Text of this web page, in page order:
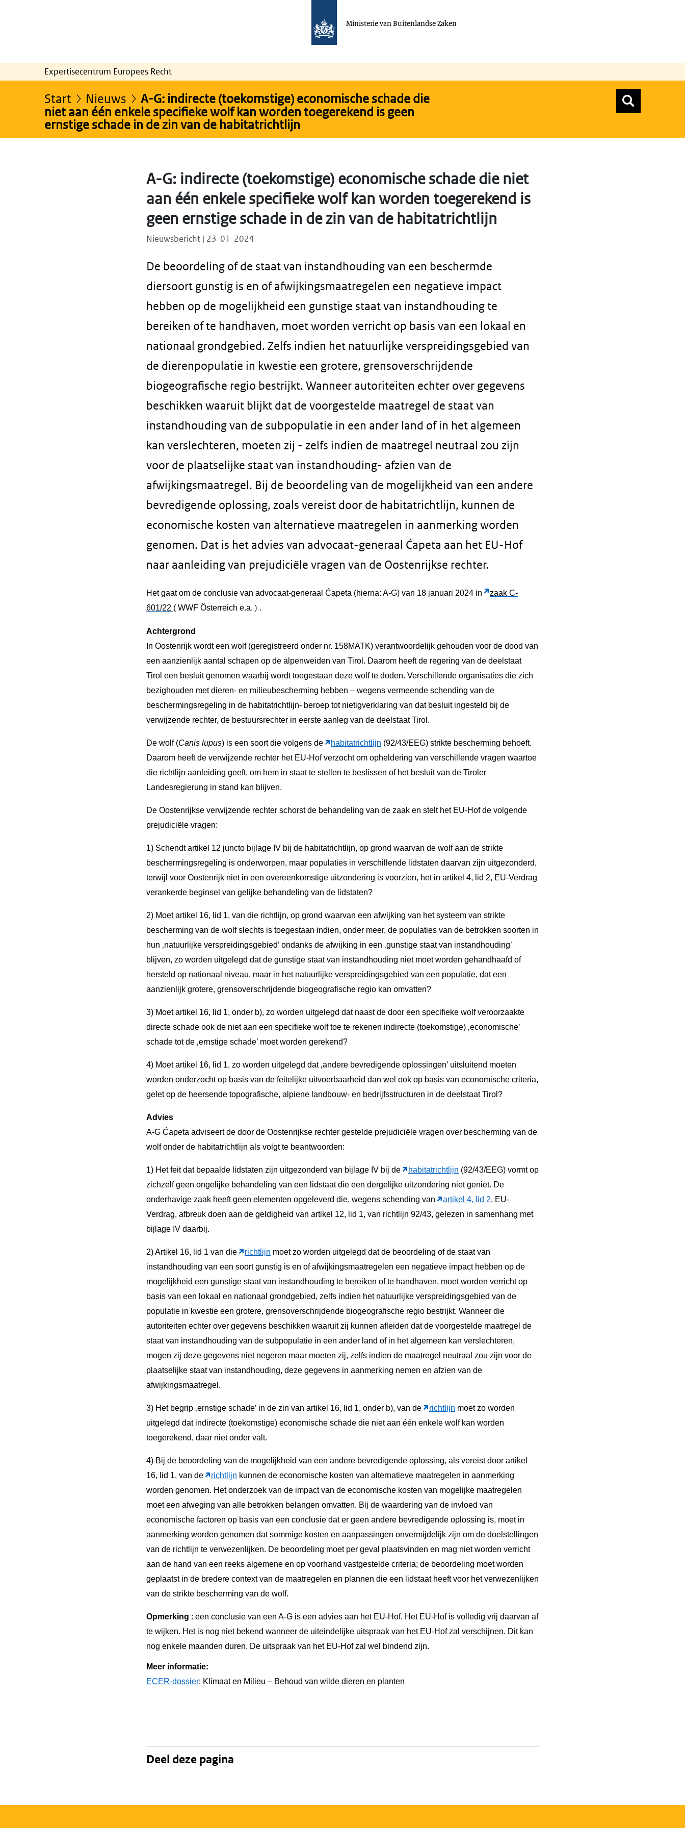
Ministerie van Buitenlandse Zaken
Expertisecentrum Europees Recht
Start Nieuws
A-G: indirecte (toekomstige) economische schade die
niet aan één enkele specifieke wolf kan worden toegerekend is geen
ernstige schade in de zin van de habitatrichtlijn
A-G: indirecte (toekomstige) economische schade die niet
aan één enkele specifieke wolf kan worden toegerekend is
geen ernstige schade in de zin van de habitatrichtlijn
Nieuwsbericht | 23-01-2024
De beoordeling of de staat van instandhouding van een beschermde
diersoort gunstig is en of afwijkingsmaatregelen een negatieve impact
hebben op de mogelijkheid een gunstige staat van instandhouding te
bereiken of te handhaven, moet worden verricht op basis van een lokaal en
nationaal grondgebied. Zelfs indien het natuurlijke verspreidingsgebied van
de dierenpopulatie in kwestie een grotere, grensoverschrijdende
biogeografische regio bestrijkt. Wanneer autoriteiten echter over gegevens
beschikken waaruit blijkt dat de voorgestelde maatregel de staat van
instandhouding van de subpopulatie in een ander land of in het algemeen
kan verslechteren, moeten zij - zelfs indien de maatregel neutraal zou zijn
voor de plaatselijke staat van instandhouding- afzien van de
afwijkingsmaatregel. Bij de beoordeling van de mogelijkheid van een andere
bevredigende oplossing, zoals vereist door de habitatrichtlijn, kunnen de
economische kosten van alternatieve maatregelen in aanmerking worden
genomen. Dat is het advies van advocaat-generaal Ćapeta aan het EU-Hof
naar aanleiding van prejudiciële vragen van de Oostenrijkse rechter.
Het gaat om de conclusie van advocaat-generaal Ćapeta (hierna: A-G) van 18 januari 2024 in
zaak C-
601/22 ( WWF Österreich e.a. ) .
Achtergrond
In Oostenrijk wordt een wolf (geregistreerd onder nr. 158MATK) verantwoordelijk gehouden voor de dood van
een aanzienlijk aantal schapen op de alpenweiden van Tirol. Daarom heeft de regering van de deelstaat
Tirol een besluit genomen waarbij wordt toegestaan deze wolf te doden. Verschillende organisaties die zich
bezighouden met dieren- en milieubescherming hebben – wegens vermeende schending van de
beschermingsregeling in de habitatrichtlijn- beroep tot nietigverklaring van dat besluit ingesteld bij de
verwijzende rechter, de bestuursrechter in eerste aanleg van de deelstaat Tirol.
De wolf (Canis lupus) is een soort die volgens de habitatrichtlijn (92/43/EEG) strikte bescherming behoeft.
Daarom heeft de verwijzende rechter het EU-Hof verzocht om opheldering van verschillende vragen waartoe
die richtlijn aanleiding geeft, om hem in staat te stellen te beslissen of het besluit van de Tiroler
Landesregierung in stand kan blijven.
De Oostenrijkse verwijzende rechter schorst de behandeling van de zaak en stelt het EU-Hof de volgende
prejudiciële vragen:
1) Schendt artikel 12 juncto bijlage IV bij de habitatrichtlijn, op grond waarvan de wolf aan de strikte
beschermingsregeling is onderworpen, maar populaties in verschillende lidstaten daarvan zijn uitgezonderd,
terwijl voor Oostenrijk niet in een overeenkomstige uitzondering is voorzien, het in artikel 4, lid 2, EU-Verdrag
verankerde beginsel van gelijke behandeling van de lidstaten?
2) Moet artikel 16, lid 1, van die richtlijn, op grond waarvan een afwijking van het systeem van strikte
bescherming van de wolf slechts is toegestaan indien, onder meer, de populaties van de betrokken soorten in
hun ‚natuurlijke verspreidingsgebied’ ondanks de afwijking in een ‚gunstige staat van instandhouding’
blijven, zo worden uitgelegd dat de gunstige staat van instandhouding niet moet worden gehandhaafd of
hersteld op nationaal niveau, maar in het natuurlijke verspreidingsgebied van een populatie, dat een
aanzienlijk grotere, grensoverschrijdende biogeografische regio kan omvatten?
3) Moet artikel 16, lid 1, onder b), zo worden uitgelegd dat naast de door een specifieke wolf veroorzaakte
directe schade ook de niet aan een specifieke wolf toe te rekenen indirecte (toekomstige) ‚economische’
schade tot de ‚ernstige schade’ moet worden gerekend?
4) Moet artikel 16, lid 1, zo worden uitgelegd dat ‚andere bevredigende oplossingen’ uitsluitend moeten
worden onderzocht op basis van de feitelijke uitvoerbaarheid dan wel ook op basis van economische criteria,
gelet op de heersende topografische, alpiene landbouw- en bedrijfsstructuren in de deelstaat Tirol?
Advies
A-G Ćapeta adviseert de door de Oostenrijkse rechter gestelde prejudiciële vragen over bescherming van de
wolf onder de habitatrichtlijn als volgt te beantwoorden:
1) Het feit dat bepaalde lidstaten zijn uitgezonderd van bijlage IV bij de habitatrichtlijn (92/43/EEG) vormt op
zichzelf geen ongelijke behandeling van een lidstaat die een dergelijke uitzondering niet geniet. De
onderhavige zaak heeft geen elementen opgeleverd die, wegens schending van
artikel 4, lid 2, EU-
Verdrag, afbreuk doen aan de geldigheid van artikel 12, lid 1, van richtlijn 92/43, gelezen in samenhang met
bijlage IV daarbij.
2) Artikel 16, lid 1 van die richtlijn moet zo worden uitgelegd dat de beoordeling of de staat van
instandhouding van een soort gunstig is en of afwijkingsmaatregelen een negatieve impact hebben op de
mogelijkheid een gunstige staat van instandhouding te bereiken of te handhaven, moet worden verricht op
basis van een lokaal en nationaal grondgebied, zelfs indien het natuurlijke verspreidingsgebied van de
populatie in kwestie een grotere, grensoverschrijdende biogeografische regio bestrijkt. Wanneer die
autoriteiten echter over gegevens beschikken waaruit zij kunnen afleiden dat de voorgestelde maatregel de
staat van instandhouding van de subpopulatie in een ander land of in het algemeen kan verslechteren,
mogen zij deze gegevens niet negeren maar moeten zij, zelfs indien de maatregel neutraal zou zijn voor de
plaatselijke staat van instandhouding, deze gegevens in aanmerking nemen en afzien van de
afwijkingsmaatregel.
3) Het begrip ‚ernstige schade’ in de zin van artikel 16, lid 1, onder b), van de richtlijn moet zo worden
uitgelegd dat indirecte (toekomstige) economische schade die niet aan één enkele wolf kan worden
toegerekend, daar niet onder valt.
4) Bij de beoordeling van de mogelijkheid van een andere bevredigende oplossing, als vereist door artikel
16, lid 1, van de
richtlijn kunnen de economische kosten van alternatieve maatregelen in aanmerking
worden genomen. Het onderzoek van de impact van de economische kosten van mogelijke maatregelen
moet een afweging van alle betrokken belangen omvatten. Bij de waardering van de invloed van
economische factoren op basis van een conclusie dat er geen andere bevredigende oplossing is, moet in
aanmerking worden genomen dat sommige kosten en aanpassingen onvermijdelijk zijn om de doelstellingen
van de richtlijn te verwezenlijken. De beoordeling moet per geval plaatsvinden en mag niet worden verricht
aan de hand van een reeks algemene en op voorhand vastgestelde criteria; de beoordeling moet worden
geplaatst in de bredere context van de maatregelen en plannen die een lidstaat heeft voor het verwezenlijken
van de strikte bescherming van de wolf.
Opmerking : een conclusie van een A-G is een advies aan het EU-Hof. Het EU-Hof is volledig vrij daarvan af
te wijken. Het is nog niet bekend wanneer de uiteindelijke uitspraak van het EU-Hof zal verschijnen. Dit kan
nog enkele maanden duren. De uitspraak van het EU-Hof zal wel bindend zijn.
Meer informatie:
ECER-dossier: Klimaat en Milieu – Behoud van wilde dieren en planten
Deel deze pagina